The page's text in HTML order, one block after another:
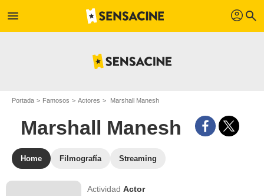
menu profil search
Portada Famosos Actores Marshall Manesh
Marshall Manesh
Home Filmografía Streaming
ActividadActor